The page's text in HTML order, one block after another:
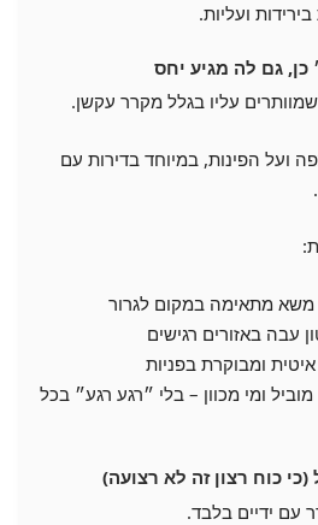
ועליות.
גם לה מגיע יחס
עליו בגלל מקרר עקשן.
ועל הפינות, במיוחד בדירות עם
מתאימה במקום לגרור
עבה באזורים רגישים
ומבוקרת בפניות
ומי מכוון – בלי ״רגע רגע״ בכל
כוח רצון זה לא רצועה)
עם ידיים בלבד.